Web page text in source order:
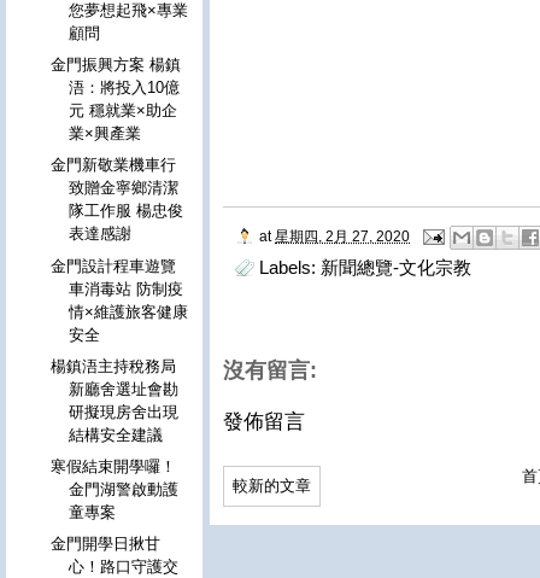
at 星期四, 2月 27, 2020
Labels: 新聞總覽-文化宗教
沒有留言:
發佈留言
較新的文章
您夢想起飛×專業
顧問
金門振興方案 楊鎮
浯：將投入10億
元 穩就業×助企
業×興產業
金門新敬業機車行
致贈金寧鄉清潔
隊工作服 楊忠俊
表達感謝
金門設計程車遊覽
車消毒站 防制疫
情×維護旅客健康
安全
楊鎮浯主持稅務局
新廳舍選址會勘
研擬現房舍出現
結構安全建議
寒假結束開學囉！
金門湖警啟動護
童專案
金門開學日揪甘
心！路口守護交